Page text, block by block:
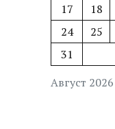
Август 2026
17
18
24
25
31